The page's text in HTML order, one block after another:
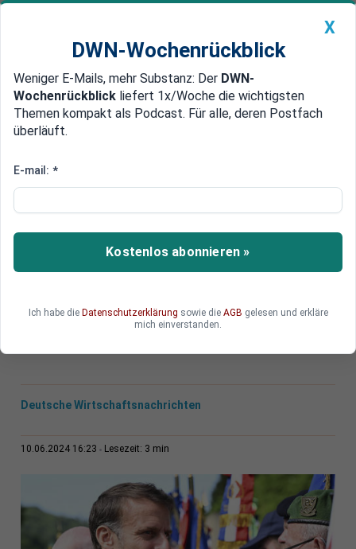
Newsticker MEIN DWN: Geldanlage Premium
Edelmetalle DWN-Magazin China
Parlaments-Neuwahlen in
Spiel
Nach der Niederlage bei der Europawahl zieht
Macron drastische Konsequenzen. Mit einer
ausbauen und die Rechtsnationalen bremsen. Es
ist ein riskantes Unterfangen.
Deutsche Wirtschaftsnachrichten
10.06.2024 16:23 Lesezeit: 3 min
X
DWN-Wochenrückblick
Weniger E-Mails, mehr Substanz: Der DWN-
Wochenrückblick liefert 1x/Woche die wichtigsten
Themen kompakt als Podcast. Für alle, deren Postfach
überläuft.
E-mail: *
Kostenlos abonnieren »
Ich habe die Datenschutzerklärung sowie die AGB gelesen und erkläre
mich einverstanden.